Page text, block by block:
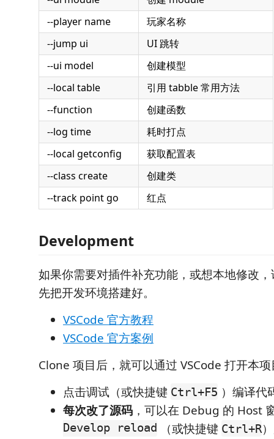
--player name
玩家名称
--jump ui
UI 跳转
--ui model
创建模型
--local table
引用 tabble 常用方法
--function
创建函数
--log time
耗时打点
--local getconfig
获取配置表
--class create
创建类
--track point go
红点
Development
如果你需要对插件补充功能，或想本地修改
先把开发环境搭建好。
VSCode 官方教程
VSCode 官方案例
Clone 项目后，就可以通过 VSCode 打开本
点击调试（或快捷键 Ctrl+F5 ）编译代
每次改了源码 ，可以在 Debug 的 Host
Develop reload （或快捷键 Ctrl+R